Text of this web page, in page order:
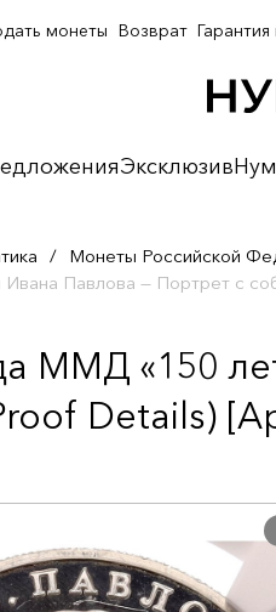
Эксклюзив
монеты Возврат
/ Монеты Российской
Павлова — Портрет с
ММД «150
Details)